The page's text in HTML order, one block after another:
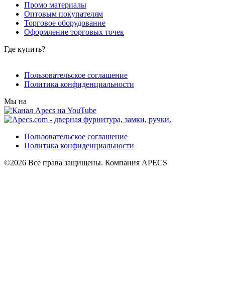
Промо материалы
Оптовым покупателям
Торговое оборудование
Оформление торговых точек
Где купить?
Пользовательское соглашение
Политика конфиденциальности
Мы на
Пользовательское соглашение
Политика конфиденциальности
©2026 Все права защищены. Компания APECS